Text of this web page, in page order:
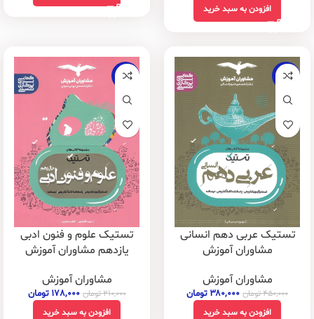
افزودن به سبد خرید
-16%
تستیک عربی دهم انسانی
مشاوران آموزش
مشاوران آموزش
۴۵۰,۰۰۰تومان ۳۸۰,۰۰۰ تومان
افزودن به سبد خرید
-15%
تستیک علوم و فنون ادبی
یازدهم مشاوران آموزش
مشاوران آموزش
۲۱۰,۰۰۰تومان ۱۷۸,۰۰۰ تومان
افزودن به سبد خرید